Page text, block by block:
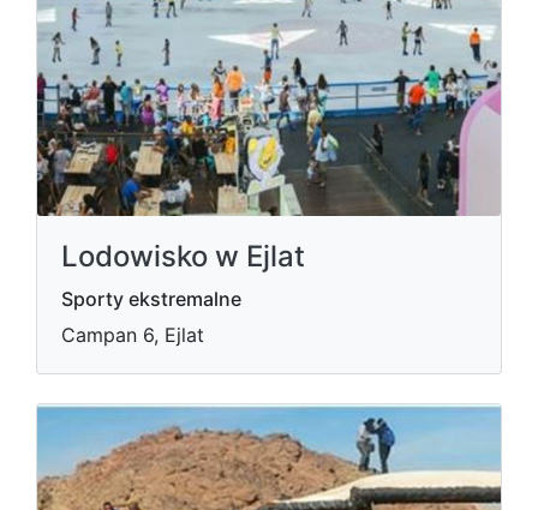
Lodowisko w Ejlat
Sporty ekstremalne
Campan 6, Ejlat